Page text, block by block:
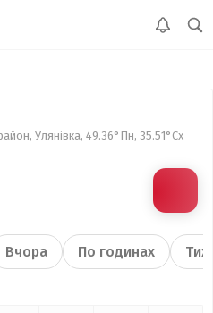
Улянівка, 49.36°Пн, 35.51°Сх
Вчора По годинах